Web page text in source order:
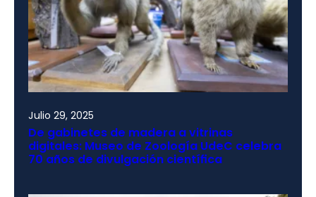
Julio 29, 2025
De gabinetes de madera a vitrinas
digitales: Museo de Zoología UdeC celebra
70 años de divulgación científica